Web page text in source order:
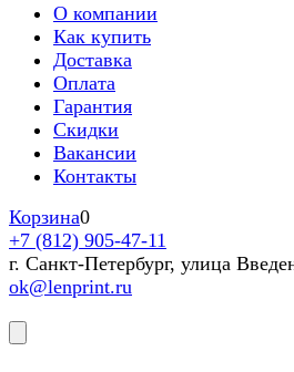
О компании
Как купить
Доставка
Оплата
Гарантия
Скидки
Вакансии
Контакты
Корзина0
+7 (812) 905-47-11
г. Санкт-Петербург, улица
ok@lenprint.ru